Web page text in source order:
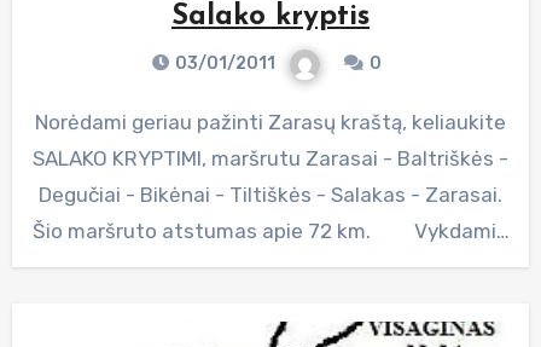
Salako kryptis
03/01/2011 0
Norėdami geriau pažinti Zarasų kraštą, keliaukite
SALAKO KRYPTIMI, maršrutu Zarasai - Baltriškės -
Degučiai - Bikėnai - Tiltiškės - Salakas - Zarasai.
Šio maršruto atstumas apie 72 km. Vykdami…